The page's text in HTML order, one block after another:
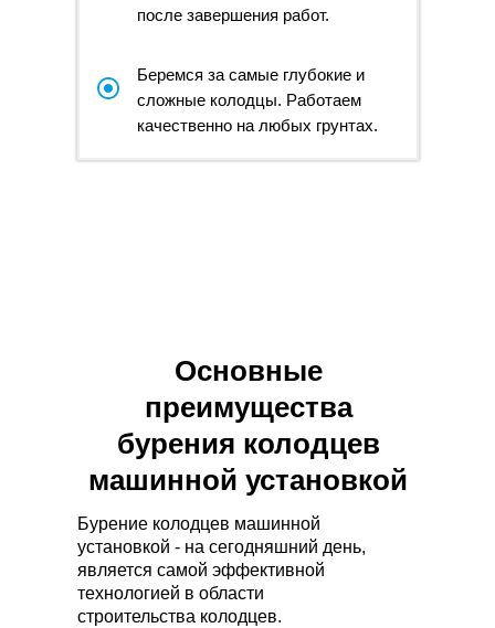
Беремся за самые глубокие и
сложные колодцы. Работаем
качественно на любых грунтах.
после завершения работ.
Основные
преимущества
бурения колодцев
машинной установкой
Бурение колодцев машинной
установкой - на сегодняшний день,
является самой эффективной
технологией в области
строительства колодцев.